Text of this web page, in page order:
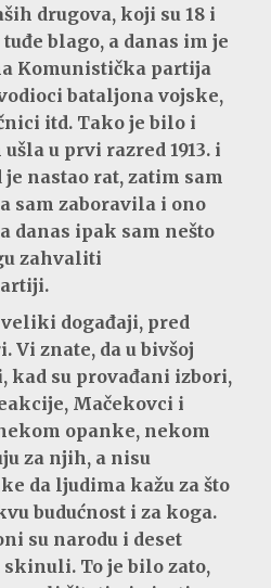
drugova, koji su 18 i
blago, a danas im je
Komunistička partija
bataljona vojske,
itd. Tako je bilo i
u prvi razred 1913. i
je nastao rat, zatim sam
sam zaboravila i ono
danas ipak sam nešto
zahvaliti
događaji, pred
Vi znate, da u bivšoj
kad su provađani izbori,
Mačekovci i
opanke, nekom
za njih, a nisu
da ljudima kažu za što
budućnost i za koga.
su narodu i deset
skinuli. To je bilo zato,